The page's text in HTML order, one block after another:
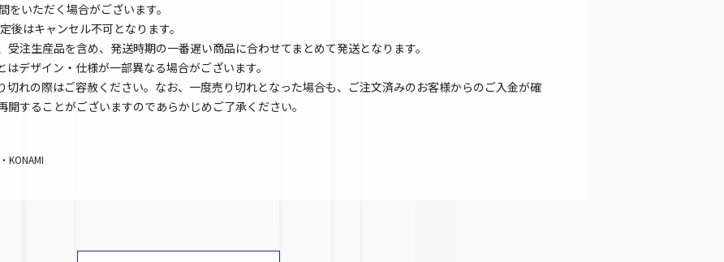
いただく場合がございます。
後はキャンセル不可となります。
注生産品を含め、発送時期の一番遅い商品に合わせてまとめて発送となります。
デザイン・仕様が一部異なる場合がございます。
切れの際はご容赦ください。なお、一度売り切れとなった場合も、ご注文済みのお客様からのご入金が確
することがございますのであらかじめご了承ください。
KONAMI